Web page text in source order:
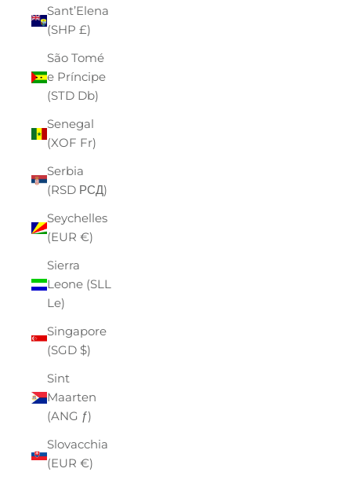
Sant’Elena
(SHP £)
São Tomé
e Príncipe
(STD Db)
Senegal
(XOF Fr)
Serbia
(RSD РСД)
Seychelles
(EUR €)
Sierra
Leone (SLL
Le)
Singapore
(SGD $)
Sint
Maarten
(ANG ƒ)
Slovacchia
(EUR €)